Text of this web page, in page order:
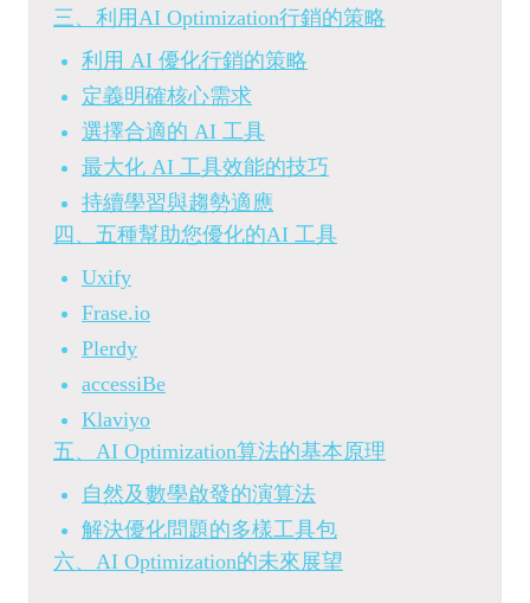
三、利用AI Optimization行銷的策略
利用 AI 優化行銷的策略
定義明確核心需求
選擇合適的 AI 工具
最大化 AI 工具效能的技巧
持續學習與趨勢適應
四、五種幫助您優化的AI 工具
Uxify
Frase.io
Plerdy
accessiBe
Klaviyo
五、AI Optimization算法的基本原理
自然及數學啟發的演算法
解決優化問題的多樣工具包
六、AI Optimization的未來展望